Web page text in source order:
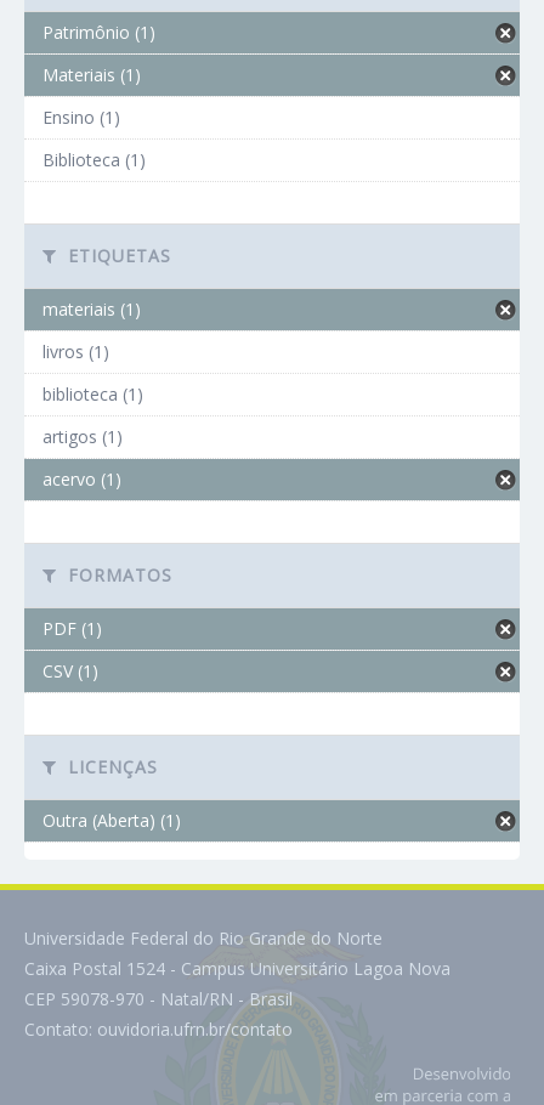
Patrimônio (1)
Materiais (1)
Ensino (1)
Biblioteca (1)
ETIQUETAS
materiais (1)
livros (1)
biblioteca (1)
artigos (1)
acervo (1)
FORMATOS
PDF (1)
CSV (1)
LICENÇAS
Outra (Aberta) (1)
Universidade Federal do Rio Grande do Norte
Caixa Postal 1524 - Campus Universitário Lagoa Nova
CEP 59078-970 - Natal/RN - Brasil
Contato: ouvidoria.ufrn.br/contato